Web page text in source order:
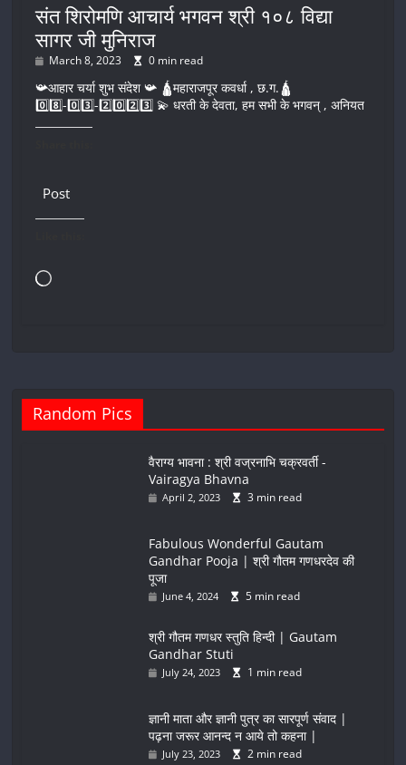
संत शिरोमणि आचार्य भगवन श्री १०८ विद्या
सागर जी मुनिराज
March 8, 2023 0 min read
📯आहार चर्या शुभ संदेश 📯 🛕महाराजपूर कवर्धा , छ.ग.🛕
0️⃣8️⃣-0️⃣3️⃣-2️⃣0️⃣2️⃣3️⃣ 💫 धरती के देवता, हम सभी के भगवन् , अनियत
Post
Loading…
Random Pics
वैराग्य भावना : श्री वज्रनाभि चक्रवर्ती -
Vairagya Bhavna
April 2, 2023 3 min read
Fabulous Wonderful Gautam
Gandhar Pooja | श्री गौतम गणधरदेव की
पूजा
June 4, 2024 5 min read
श्री गौतम गणधर स्तुति हिन्दी | Gautam
Gandhar Stuti
July 24, 2023 1 min read
ज्ञानी माता और ज्ञानी पुत्र का सारपूर्ण संवाद |
पढ़ना जरूर आनन्द न आये तो कहना |
July 23, 2023 2 min read